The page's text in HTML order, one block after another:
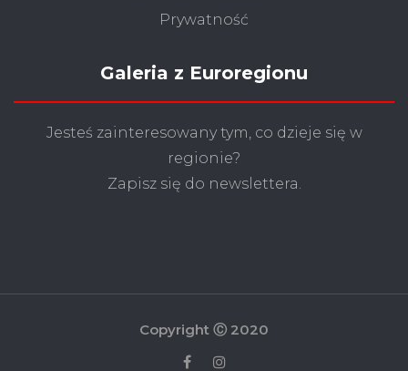
Prywatność
Galeria z Euroregionu
Jesteś zainteresowany tym, co dzieje się w
regionie?
Zapisz się do newslettera.
Copyright Ⓒ 2020